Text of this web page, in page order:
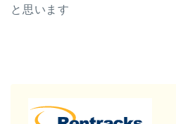
と思います